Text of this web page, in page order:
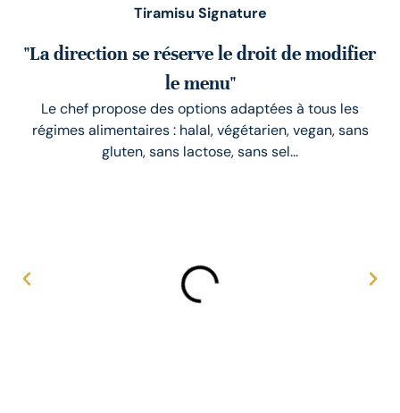
Tiramisu Signature
"La direction se réserve le droit de modifier
le menu"
Le chef propose des options adaptées à tous les
régimes alimentaires : halal, végétarien, vegan, sans
gluten, sans lactose, sans sel...